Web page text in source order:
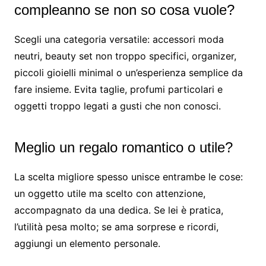
compleanno se non so cosa vuole?
Scegli una categoria versatile: accessori moda
neutri, beauty set non troppo specifici, organizer,
piccoli gioielli minimal o un’esperienza semplice da
fare insieme. Evita taglie, profumi particolari e
oggetti troppo legati a gusti che non conosci.
Meglio un regalo romantico o utile?
La scelta migliore spesso unisce entrambe le cose:
un oggetto utile ma scelto con attenzione,
accompagnato da una dedica. Se lei è pratica,
l’utilità pesa molto; se ama sorprese e ricordi,
aggiungi un elemento personale.